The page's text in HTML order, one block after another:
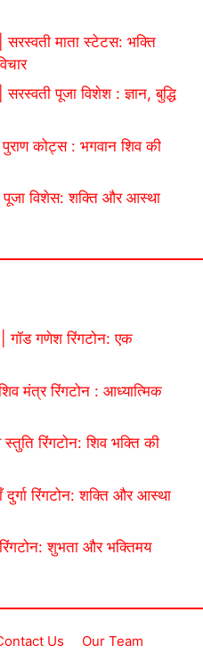
माता स्टेटस: भक्ति
पूजा विशेश : ज्ञान, बुद्धि
कोट्स : भगवान शिव की
विशेस: शक्ति और आस्था
गणेश रिंगटोन: एक
मंत्र रिंगटोन : आध्यात्मिक
रिंगटोन: शिव भक्ति की
रिंगटोन: शक्ति और आस्था
शुभता और भक्तिमय
Us Our Team